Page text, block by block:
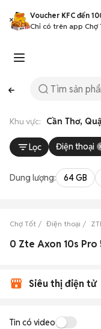
Voucher KFC đến
Chỉ có trên app Chợ
Khu vực: Cần Thơ,
Lọc Điện thoại
Dung lượng: 64 GB
Chợ Tốt Điện thoại
0 Zte Axon 10s Pro
Siêu thị điện tử
Tin có video